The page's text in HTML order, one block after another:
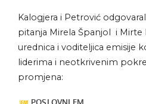
Kalogjera i Petrović
pitanja Mirela Španjol i Mirte
urednica i voditeljica emisije
liderima i neotkrivenim
promjena: